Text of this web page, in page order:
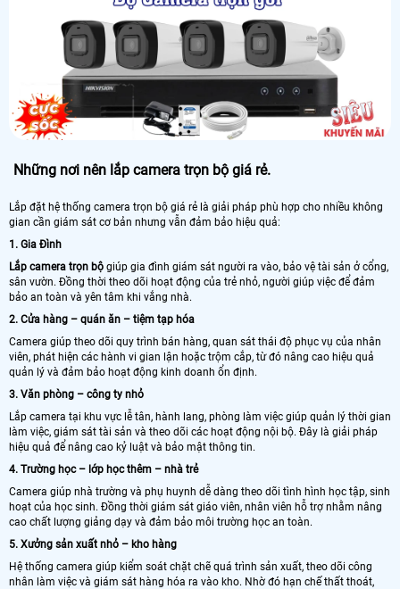
Những nơi nên lắp camera trọn bộ giá rẻ.
Lắp đặt hệ thống camera trọn bộ giá rẻ là giải pháp phù hợp cho nhiều không
gian cần giám sát cơ bản nhưng vẫn đảm bảo hiệu quả:
1. Gia Đình
Lắp camera trọn bộ giúp gia đình giám sát người ra vào, bảo vệ tài sản ở cổng,
sân vườn. Đồng thời theo dõi hoạt động của trẻ nhỏ, người giúp việc để đảm
bảo an toàn và yên tâm khi vắng nhà.
2. Cửa hàng – quán ăn – tiệm tạp hóa
Camera giúp theo dõi quy trình bán hàng, quan sát thái độ phục vụ của nhân
viên, phát hiện các hành vi gian lận hoặc trộm cắp, từ đó nâng cao hiệu quả
quản lý và đảm bảo hoạt động kinh doanh ổn định.
3. Văn phòng – công ty nhỏ
Lắp camera tại khu vực lễ tân, hành lang, phòng làm việc giúp quản lý thời gian
làm việc, giám sát tài sản và theo dõi các hoạt động nội bộ. Đây là giải pháp
hiệu quả để nâng cao kỷ luật và bảo mật thông tin.
4. Trường học – lớp học thêm – nhà trẻ
Camera giúp nhà trường và phụ huynh dễ dàng theo dõi tình hình học tập, sinh
hoạt của học sinh. Đồng thời giám sát giáo viên, nhân viên hỗ trợ nhằm nâng
cao chất lượng giảng dạy và đảm bảo môi trường học an toàn.
5. Xưởng sản xuất nhỏ – kho hàng
Hệ thống camera giúp kiểm soát chặt chẽ quá trình sản xuất, theo dõi công
nhân làm việc và giám sát hàng hóa ra vào kho. Nhờ đó hạn chế thất thoát,